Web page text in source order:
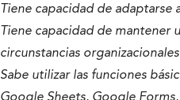
Tiene capacidad de adaptarse
Tiene capacidad de mantener
circunstancias
Sabe utilizar las funciones